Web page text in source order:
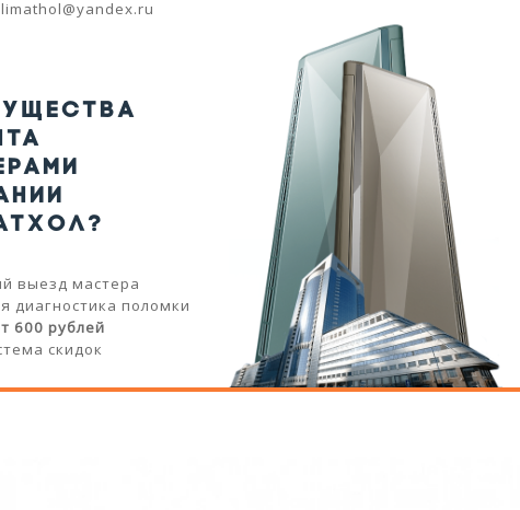
выезд мастера
диагностика поломки
600 рублей
скидок